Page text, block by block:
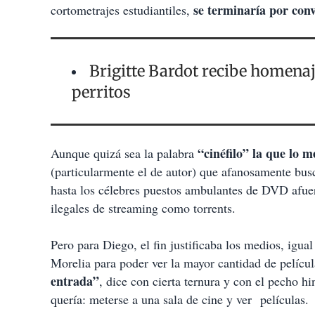
cortometrajes estudiantiles, se terminaría por
Brigitte Bardot recibe
perritos
Aunque quizá sea la palabra “cinéfilo” la que lo
(particularmente el de autor) que afanosamente
hasta los célebres puestos ambulantes de DVD
ilegales de streaming como torrents.
Pero para Diego, el fin justificaba los medios,
Morelia para poder ver la mayor cantidad de
entrada”, dice con cierta ternura y con el pecho
quería: meterse a una sala de cine y ver películas.